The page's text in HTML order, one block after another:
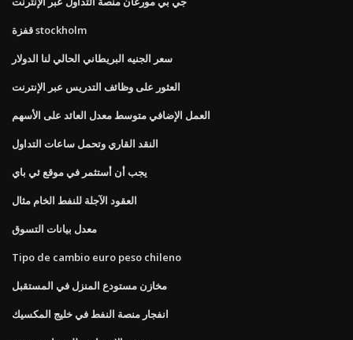
قفزة stockholm
سعر الجنيه البريطاني الحالي لنا الدولار
العثور على وظائف التدريس عبر الإنترنت
العمل الإضافي متوسط ​​معدل العائد على الأسهم
النقد القاري وتحمل ساعات التداول
يجب أن أستثمر في موقع ئي باي
العقود الآجلة للنفط الخام مثال
معدل بيانات التسوق
Tipo de cambio euro peso chileno
مخازن مستودع المنزل في المستقبل
انفجار منصة النفط في خليج المكسيك